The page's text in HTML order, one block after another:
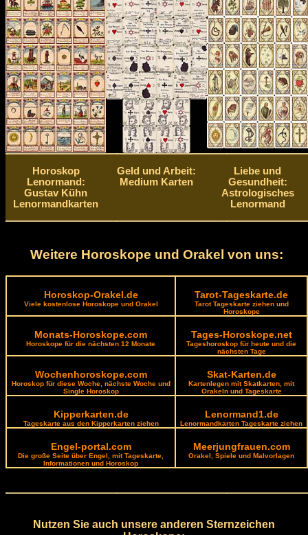
Horoskop
Lenormand:
Gustav Kühn
Lenormandkarten
Geld und Arbeit:
Medium Karten
Liebe und
Gesundheit:
Astrologisches
Lenormand
Weitere Horoskope und Orakel von uns:
Horoskop-Orakel.de
Viele kostenlose Horoskope und Orakel
Tarot-Tageskarte.de
Tarot Tageskarte ziehen und
Horoskope
Monats-Horoskope.com
Horoskope für die nächsten 12 Monate
Tages-Horoskope.net
Tageshoroskop für heute und die
nächsten Tage
Wochenhoroskope.com
Horoskop für diese Woche, nächste Woche und
Single Horoskop
Skat-Karten.de
Kartenlegen mit Skatkarten, mit
Orakeln und Tageskarte
Kipperkarten.de
Tageskarte aus den Kipperkarten ziehen
Lenormand1.de
Lenormandkarten Tageskarte ziehen
Engel-portal.com
Die große Seite über Engel, mit Tageskarte,
Informationen und Horoskop
Meerjungfrauen.com
Orakel, Spiele und Malvorlagen
Nutzen Sie auch unsere anderen Sternzeichen